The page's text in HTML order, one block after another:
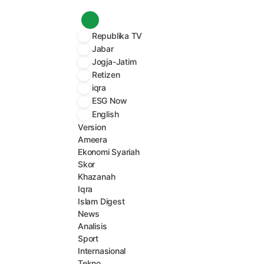
Republika TV
Jabar
Jogja-Jatim
Retizen
iqra
ESG Now
English
Version
Ameera
Ekonomi Syariah
Skor
Khazanah
Iqra
Islam Digest
News
Analisis
Sport
Internasional
AMEERA
EKONOMI SYARIAH
Finansial Energi
Home > Ekonomi
Tanam 250 Bibit